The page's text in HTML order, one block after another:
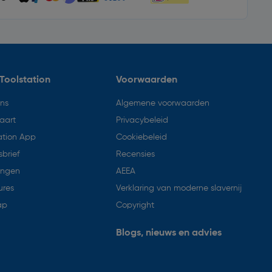
App
Voorwaarden
Algemene voorwaarden
Privacybeleid
Cookiebeleid
Recensies
AEEA
Verklaring van moderne slavernij
Copyright
Blogs, nieuws en advies